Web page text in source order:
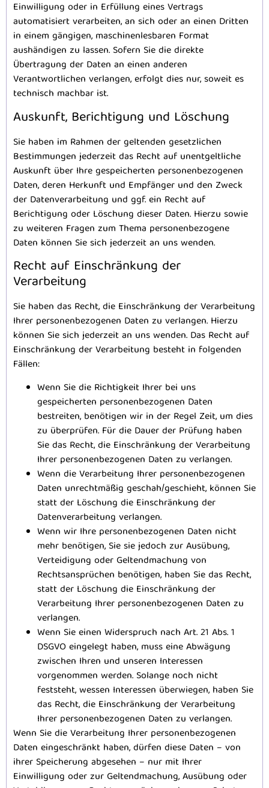
Einwilligung oder in Erfüllung eines Vertrags
automatisiert verarbeiten, an sich oder an einen Dritten
in einem gängigen, maschinenlesbaren Format
aushändigen zu lassen. Sofern Sie die direkte
Übertragung der Daten an einen anderen
Verantwortlichen verlangen, erfolgt dies nur, soweit es
technisch machbar ist.
Auskunft, Berichtigung und Löschung
Sie haben im Rahmen der geltenden gesetzlichen
Bestimmungen jederzeit das Recht auf unentgeltliche
Auskunft über Ihre gespeicherten personenbezogenen
Daten, deren Herkunft und Empfänger und den Zweck
der Datenverarbeitung und ggf. ein Recht auf
Berichtigung oder Löschung dieser Daten. Hierzu sowie
zu weiteren Fragen zum Thema personenbezogene
Daten können Sie sich jederzeit an uns wenden.
Recht auf Einschränkung der
Verarbeitung
Sie haben das Recht, die Einschränkung der Verarbeitung
Ihrer personenbezogenen Daten zu verlangen. Hierzu
können Sie sich jederzeit an uns wenden. Das Recht auf
Einschränkung der Verarbeitung besteht in folgenden
Fällen:
Wenn Sie die Richtigkeit Ihrer bei uns
gespeicherten personenbezogenen Daten
bestreiten, benötigen wir in der Regel Zeit, um dies
zu überprüfen. Für die Dauer der Prüfung haben
Sie das Recht, die Einschränkung der Verarbeitung
Ihrer personenbezogenen Daten zu verlangen.
Wenn die Verarbeitung Ihrer personenbezogenen
Daten unrechtmäßig geschah/geschieht, können Sie
statt der Löschung die Einschränkung der
Datenverarbeitung verlangen.
Wenn wir Ihre personenbezogenen Daten nicht
mehr benötigen, Sie sie jedoch zur Ausübung,
Verteidigung oder Geltendmachung von
Rechtsansprüchen benötigen, haben Sie das Recht,
statt der Löschung die Einschränkung der
Verarbeitung Ihrer personenbezogenen Daten zu
verlangen.
Wenn Sie einen Widerspruch nach Art. 21 Abs. 1
DSGVO eingelegt haben, muss eine Abwägung
zwischen Ihren und unseren Interessen
vorgenommen werden. Solange noch nicht
feststeht, wessen Interessen überwiegen, haben Sie
das Recht, die Einschränkung der Verarbeitung
Ihrer personenbezogenen Daten zu verlangen.
Wenn Sie die Verarbeitung Ihrer personenbezogenen
Daten eingeschränkt haben, dürfen diese Daten – von
ihrer Speicherung abgesehen – nur mit Ihrer
Einwilligung oder zur Geltendmachung, Ausübung oder